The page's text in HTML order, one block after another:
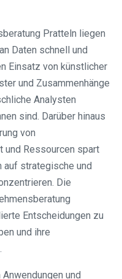
Pratteln liegen
Daten schnell und
Einsatz von künstlicher
und Zusammenhänge
Analysten
sind. Darüber hinaus
von
und Ressourcen spart
auf strategische und
Die
Entscheidungen zu
und ihre
und